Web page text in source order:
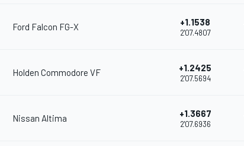
Ford Falcon FG-X +1.1538
2'07.4807
Holden Commodore VF +1.2425
2'07.5694
Nissan Altima +1.3667
2'07.6936